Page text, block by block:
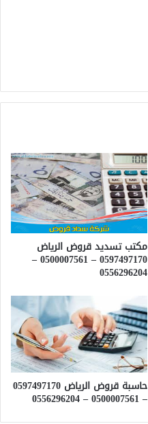
مكتب تسديد قروض الرياض
0597497170 – 0500007561 –
0556296204
حاسبة قروض الرياض 0597497170
– 0500007561 – 0556296204